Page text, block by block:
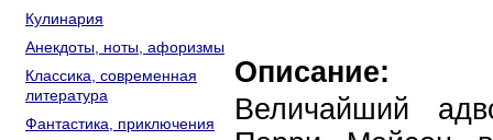
Кулинария
Анекдоты, ноты, афоризмы
Классика, современная
литература
Фантастика, приключения
Описание:
Величайший